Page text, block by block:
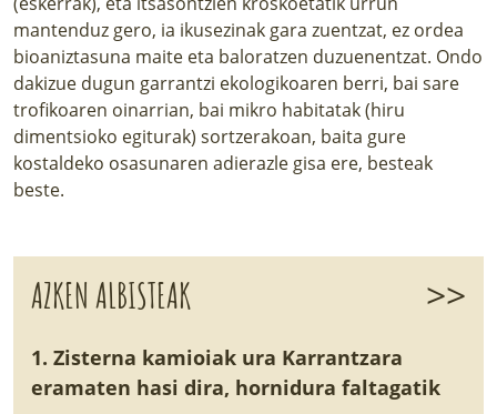
mantenduz gero, ia ikusezinak gara zuentzat, ez ordea
bioaniztasuna maite eta baloratzen duzuenentzat. Ondo
dakizue dugun garrantzi ekologikoaren berri, bai sare
trofikoaren oinarrian, bai mikro habitatak (hiru
dimentsioko egiturak) sortzerakoan, baita gure
kostaldeko osasunaren adierazle gisa ere, besteak
beste.
AZKEN ALBISTEAK >>
1. Zisterna kamioiak ura Karrantzara
eramaten hasi dira, hornidura faltagatik